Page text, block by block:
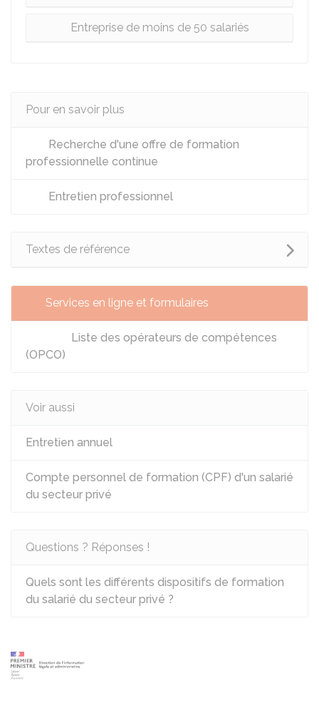
Entreprise de moins de 50 salariés
Pour en savoir plus
Recherche d'une offre de formation
professionnelle continue
Entretien professionnel
Textes de référence
Services en ligne et formulaires
Liste des opérateurs de compétences
(OPCO)
Voir aussi
Entretien annuel
Compte personnel de formation (CPF) d'un salarié
du secteur privé
Questions ? Réponses !
Quels sont les différents dispositifs de formation
du salarié du secteur privé ?